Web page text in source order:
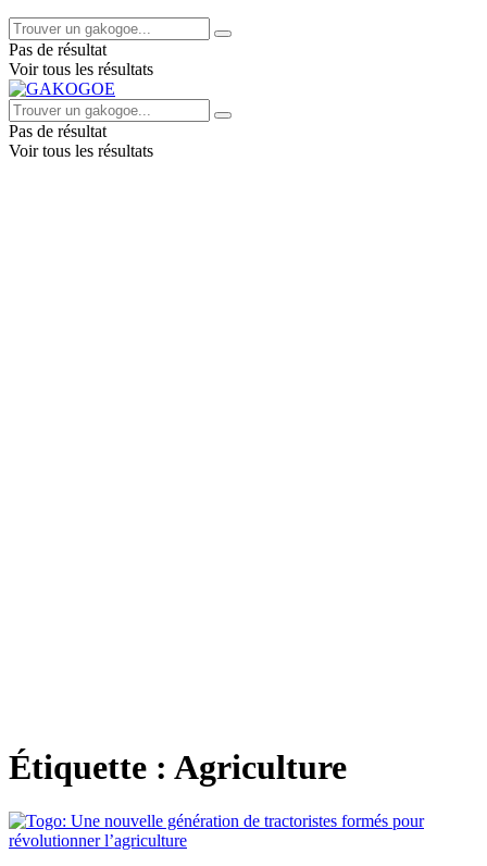
Pas de résultat
Voir tous les résultats
Pas de résultat
Voir tous les résultats
Étiquette : Agriculture